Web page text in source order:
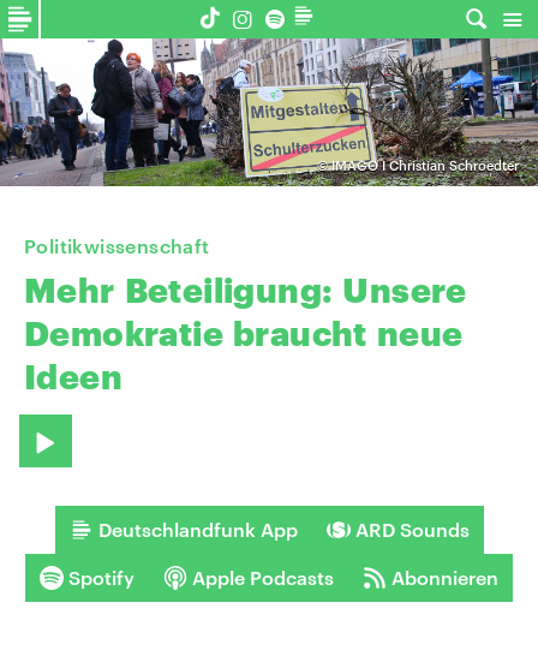
©IMAGO I Christian Schroedter
Politikwissenschaft
Mehr Beteiligung: Unsere
Demokratie braucht neue
Ideen
Deutschlandfunk App ARD Sounds
Spotify Apple Podcasts Abonnieren